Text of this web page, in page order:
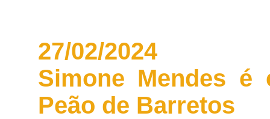
27/02/2024
Simone Mendes é
Peão de Barretos